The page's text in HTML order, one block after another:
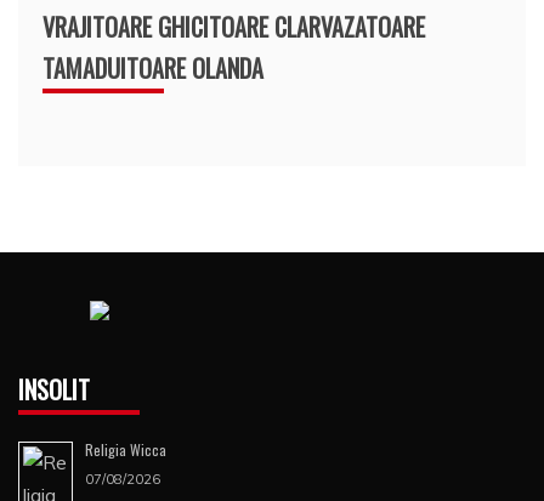
VRAJITOARE GHICITOARE CLARVAZATOARE
TAMADUITOARE OLANDA
INSOLIT
Religia Wicca
07/08/2026